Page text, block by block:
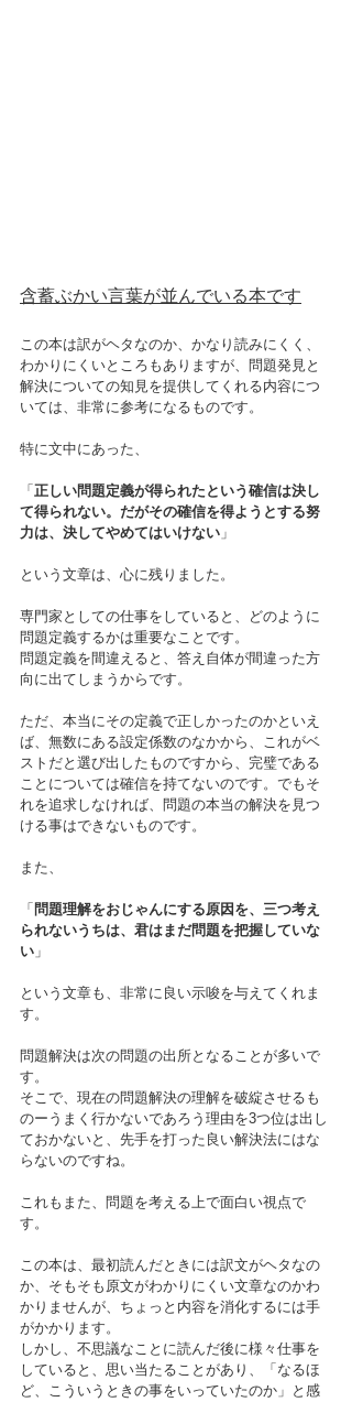
含蓄ぶかい言葉が並んでいる本です
この本は訳がヘタなのか、かなり読みにくく、
わかりにくいところもありますが、問題発見と
解決についての知見を提供してくれる内容につ
いては、非常に参考になるものです。
特に文中にあった、
「 正しい問題定義が得られたという確信は決し
て得られない。だがその確信を得ようとする努
力は、決してやめてはいけない 」
という文章は、心に残りました。
専門家としての仕事をしていると、どのように
問題定義するかは重要なことです。
問題定義を間違えると、答え自体が間違った方
向に出てしまうからです。
ただ、本当にその定義で正しかったのかといえ
ば、無数にある設定係数のなかから、これがベ
ストだと選び出したものですから、完璧である
ことについては確信を持てないのです。でもそ
れを追求しなければ、問題の本当の解決を見つ
ける事はできないものです。
また、
「 問題理解をおじゃんにする原因を、三つ考え
られないうちは、君はまだ問題を把握していな
い 」
という文章も、非常に良い示唆を与えてくれま
す。
問題解決は次の問題の出所となることが多いで
す。
そこで、現在の問題解決の理解を破綻させるも
のーうまく行かないであろう理由を3つ位は出し
ておかないと、先手を打った良い解決法にはな
らないのですね。
これもまた、問題を考える上で面白い視点で
す。
この本は、最初読んだときには訳文がヘタなの
か、そもそも原文がわかりにくい文章なのかわ
かりませんが、ちょっと内容を消化するには手
がかかります。
しかし、不思議なことに読んだ後に様々仕事を
していると、思い当たることがあり、「なるほ
ど、こういうときの事をいっていたのか」と感